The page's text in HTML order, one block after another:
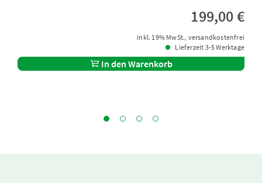
199,00 €
inkl. 19% MwSt., versandkostenfrei
Lieferzeit 3-5 Werktage
In den Warenkorb